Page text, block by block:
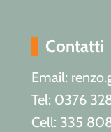
Contatti
Email:
Tel: 0376
Cell: 335